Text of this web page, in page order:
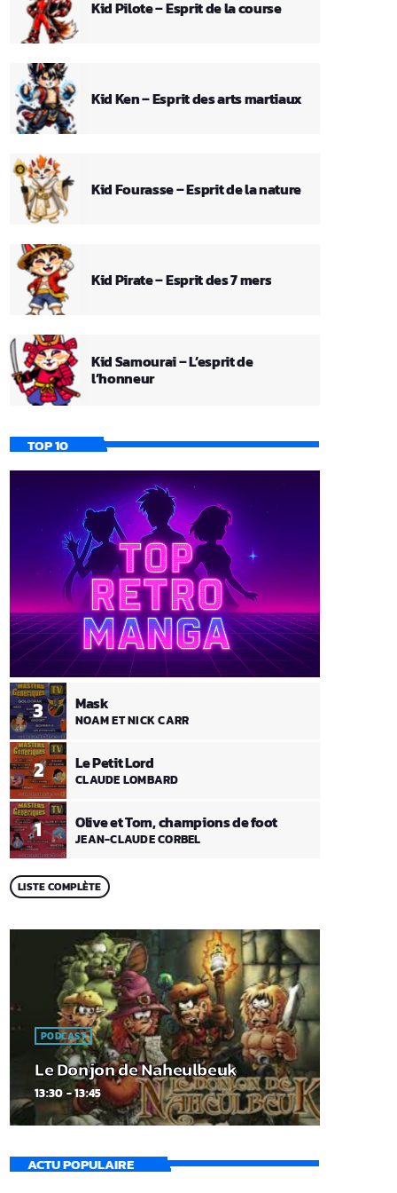
Kid Pilote – Esprit de la course
Kid Ken – Esprit des arts martiaux
Kid Fourasse – Esprit de la nature
Kid Pirate – Esprit des 7 mers
Kid Samourai – L’esprit de
l’honneur
TOP 10
1 Olive et Tom, champions de foot
JEAN-CLAUDE CORBEL
2 Le Petit Lord
CLAUDE LOMBARD
3 Mask
NOAM ET NICK CARR
LISTE COMPLÈTE
PODCAST
Le Donjon de Naheulbeuk
13:30 - 13:45
ACTU POPULAIRE